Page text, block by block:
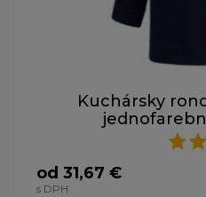
Kuchársky
od 31,67 €
s DPH